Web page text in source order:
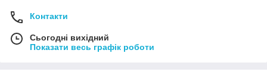
Контакти
Сьогодні вихідний
Показати весь графік роботи